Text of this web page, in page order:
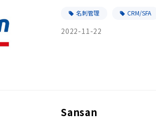
名刺管理 CRM/SFA
2022-11-22
Sansan